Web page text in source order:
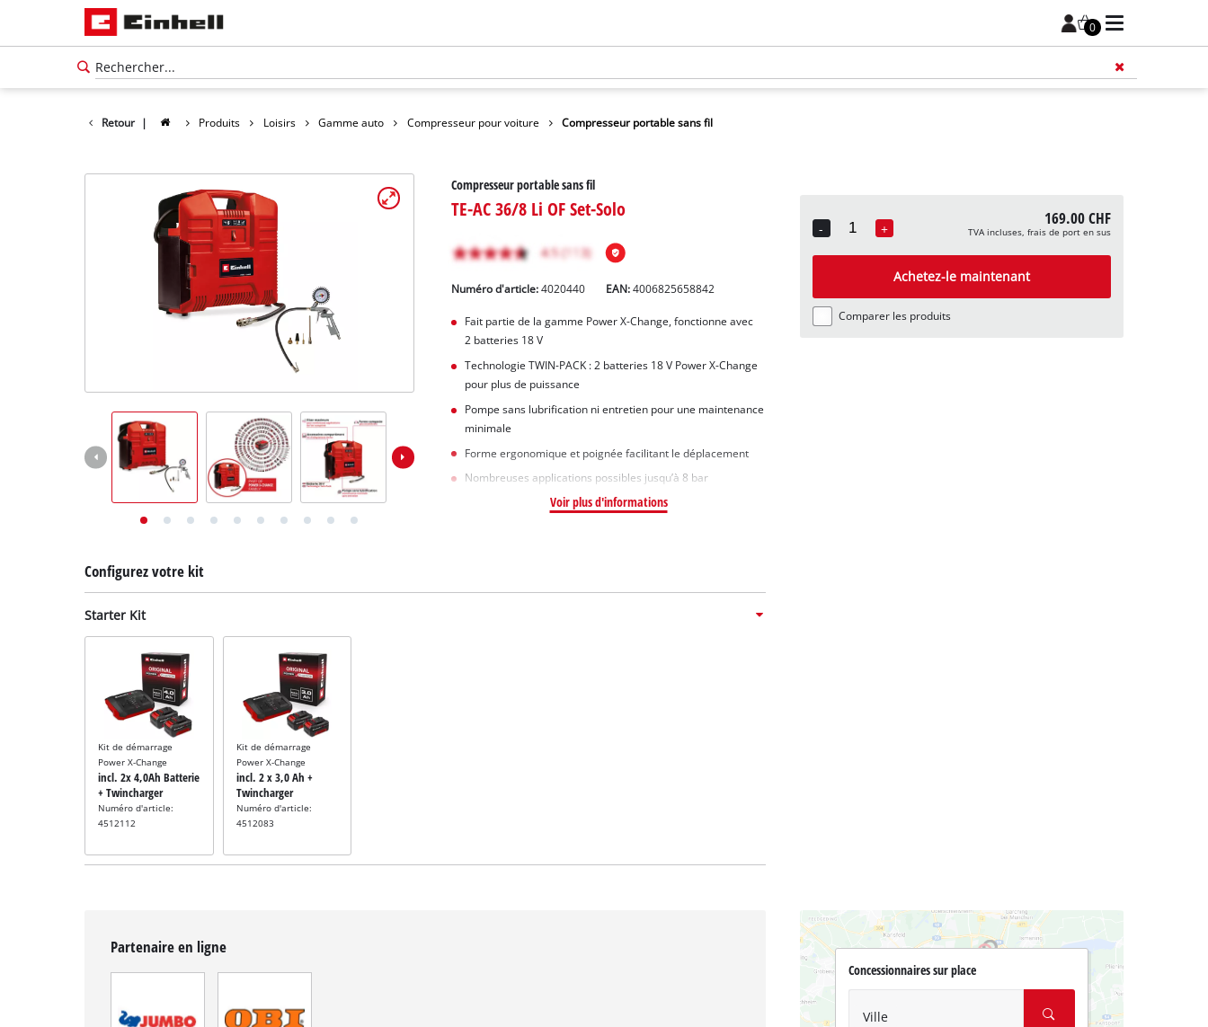
0
Retour | Produits Loisirs Gamme auto Compresseur pour voiture Compresseur portable sans fil
Compresseur portable sans fil
TE-AC 36/8 Li OF Set-Solo
Numéro d'article:4020440 EAN:4006825658842
Fait partie de la gamme Power X-Change, fonctionne avec
2 batteries 18 V
Technologie TWIN-PACK : 2 batteries 18 V Power X-Change
pour plus de puissance
Pompe sans lubrification ni entretien pour une maintenance
minimale
Forme ergonomique et poignée facilitant le déplacement
Nombreuses applications possibles jusqu’à 8 bar
Voir plus d'informations
Configurez votre kit
Starter Kit
Kit de démarrage
Power X-Change
incl. 2x 4,0Ah Batterie
+ Twincharger
Numéro d'article:
4512112
Kit de démarrage
Power X-Change
incl. 2 x 3,0 Ah +
Twincharger
Numéro d'article:
4512083
-
Quantity
+ 169.00 CHF
TVA incluses, frais de port en sus
Achetez-le maintenant
Comparer les produits
Partenaire en ligne
Concessionnaires sur place
Ville